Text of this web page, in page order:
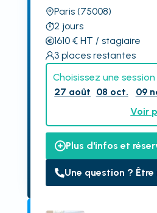
Paris (75008)
2 jours
1610€ HT / stagiaire
3 places restantes
Choisissez une session
27 août 08 oct. 09
Voir
Plus d'infos et
Une question ? Être